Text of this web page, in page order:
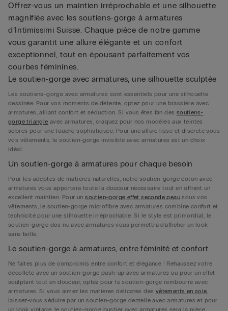
Offrez-vous un maintien irréprochable et une silhouette
magnifiée avec les soutiens-gorge à armatures
d’Intimissimi Suisse. Chaque pièce de notre gamme
vous garantit une allure élégante et un confort
exceptionnel, tout en épousant parfaitement vos
courbes féminines.
Le soutien-gorge avec armatures, une silhouette sculptée
Les soutiens-gorge avec armatures sont essentiels pour une silhouette
dessinée. Pour vos moments de détente, optez pour une brassière avec
armatures, alliant confort et séduction. Si vous êtes fan des soutiens-
gorge triangle avec armatures, craquez pour nos modèles aux teintes
sobres pour une touche sophistiquée. Pour une allure lisse et discrète sous
vos vêtements, le soutien-gorge invisible avec armatures est un choix
idéal.
Un soutien-gorge à armatures pour chaque besoin
Pour les adeptes de matières naturelles, notre soutien-gorge coton avec
armatures vous apportera toute la douceur nécessaire tout en offrant un
excellent maintien. Pour unsoutien-gorge effet seconde peau sous vos
vêtements, le soutien-gorge microfibre avec armatures combine confort et
technicité pour une silhouette irréprochable. Si le style est primordial, le
soutien-gorge dos nu avec armatures vous permettra d’afficher un look
sans faille.
Le soutien-gorge à armatures, entre féminité et confort
Ne faites plus de compromis entre confort et élégance ! Rehaussez votre
décolleté avec un soutien-gorge push-up avec armatures ou pour un effet
sculptant tout en douceur, optez pour le soutien-gorge rembourré avec
armatures. Si vous aimez les matières délicates des vêtements en soie,
laissez-vous séduire par un soutien-gorge dentelle avec armatures et pour